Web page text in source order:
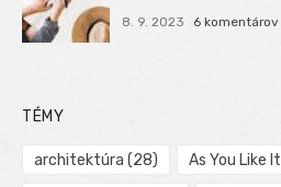
8. 9. 2023 6 komentárov
TÉMY
architektúra (28) As You Like It